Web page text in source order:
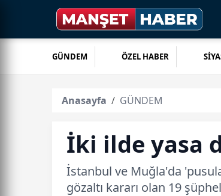
GÜNDEM ÖZEL HABER
Anasayfa GÜNDEM
İki ilde yasa
İstanbul ve Muğla'da
gözaltı kararı olan 19